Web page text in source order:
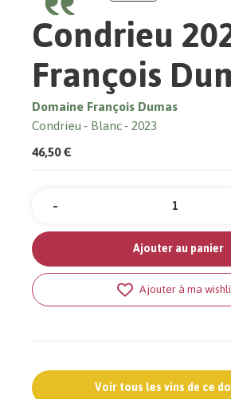
Condrieu
François
Domaine François Dumas
Condrieu Blanc 2023
46,50 €
Quantité
-
Ajouter au panier
Ajouter à ma
Voir tous les vins de ce